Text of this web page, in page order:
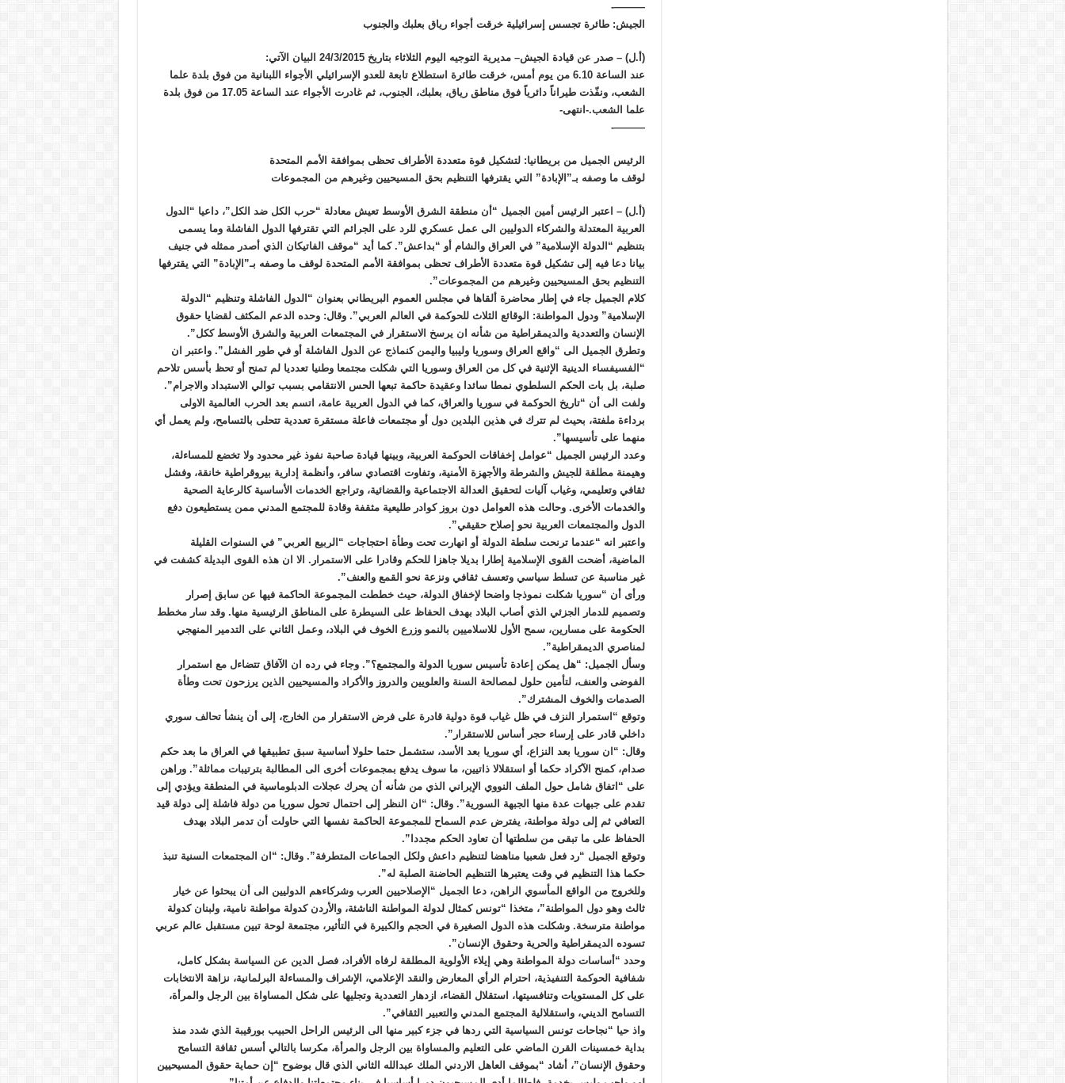
———-
الجيش: طائرة تجسس إسرائيلية خرقت أجواء رياق بعلبك والجنوب
(أ.ل) – صدر عن قيادة الجيش– مديرية التوجيه اليوم الثلاثاء بتاريخ 24/3/2015 البيان الآتي:
عند الساعة 6.10 من يوم أمس، خرقت طائرة استطلاع تابعة للعدو الإسرائيلي الأجواء اللبنانية من فوق بلدة علما
الشعب، ونفّذت طيراناً دائرياً فوق مناطق رياق، بعلبك، الجنوب، ثم غادرت الأجواء عند الساعة 17.05 من فوق بلدة
علما الشعب.-انتهى-
———-
الرئيس الجميل من بريطانيا: لتشكيل قوة متعددة الأطراف تحظى بموافقة الأمم المتحدة
لوقف ما وصفه بـ”الإبادة” التي يقترفها التنظيم بحق المسيحيين وغيرهم من المجموعات
(أ.ل) – اعتبر الرئيس أمين الجميل “أن منطقة الشرق الأوسط تعيش معادلة “حرب الكل ضد الكل”، داعيا “الدول
العربية المعتدلة والشركاء الدوليين الى عمل عسكري للرد على الجرائم التي تقترفها الدول الفاشلة وما يسمى
بتنظيم “الدولة الإسلامية” في العراق والشام أو “بداعش”. كما أيد “موقف الفاتيكان الذي أصدر ممثله في جنيف
بيانا دعا فيه إلى تشكيل قوة متعددة الأطراف تحظى بموافقة الأمم المتحدة لوقف ما وصفه بـ”الإبادة” التي يقترفها
التنظيم بحق المسيحيين وغيرهم من المجموعات”.
كلام الجميل جاء في إطار محاضرة ألقاها في مجلس العموم البريطاني بعنوان “الدول الفاشلة وتنظيم “الدولة
الإسلامية” ودول المواطنة: الوقائع الثلاث للحوكمة في العالم العربي”. وقال: وحده الدعم المكثف لقضايا حقوق
الإنسان والتعددية والديمقراطية من شأنه ان يرسخ الاستقرار في المجتمعات العربية والشرق الأوسط ككل”.
وتطرق الجميل الى “واقع العراق وسوريا وليبيا واليمن كنماذج عن الدول الفاشلة أو في طور الفشل”. واعتبر ان
“الفسيفساء الدينية الإثنية في كل من العراق وسوريا التي شكلت مجتمعا وطنيا تعدديا لم تمنح أو تحظ بأسس تلاحم
صلبة، بل بات الحكم السلطوي نمطا سائدا وعقيدة حاكمة تبعها الحس الانتقامي بسبب توالي الاستبداد والاجرام”.
ولفت الى أن “تاريخ الحوكمة في سوريا والعراق، كما في الدول العربية عامة، اتسم بعد الحرب العالمية الاولى
برداءة ملفتة، بحيث لم تترك في هذين البلدين دول أو مجتمعات فاعلة مستقرة تعددية تتحلى بالتسامح، ولم يعمل أي
منهما على تأسيسها”.
وعدد الرئيس الجميل “عوامل إخفاقات الحوكمة العربية، وبينها قيادة صاحبة نفوذ غير محدود ولا تخضع للمساءلة،
وهيمنة مطلقة للجيش والشرطة والأجهزة الأمنية، وتفاوت اقتصادي سافر، وأنظمة إدارية بيروقراطية خانقة، وفشل
ثقافي وتعليمي، وغياب آليات لتحقيق العدالة الاجتماعية والقضائية، وتراجع الخدمات الأساسية كالرعاية الصحية
والخدمات الأخرى. وحالت هذه العوامل دون بروز كوادر طليعية مثقفة وقادة للمجتمع المدني ممن يستطيعون دفع
الدول والمجتمعات العربية نحو إصلاح حقيقي”.
واعتبر انه “عندما ترنحت سلطة الدولة أو انهارت تحت وطأة احتجاجات “الربيع العربي” في السنوات القليلة
الماضية، أضحت القوى الإسلامية إطارا بديلا جاهزا للحكم وقادرا على الاستمرار. الا ان هذه القوى البديلة كشفت في
غير مناسبة عن تسلط سياسي وتعسف ثقافي ونزعة نحو القمع والعنف”.
ورأى أن “سوريا شكلت نموذجا واضحا لإخفاق الدولة، حيث خططت المجموعة الحاكمة فيها عن سابق إصرار
وتصميم للدمار الجزئي الذي أصاب البلاد بهدف الحفاظ على السيطرة على المناطق الرئيسية منها. وقد سار مخطط
الحكومة على مسارين، سمح الأول للاسلاميين بالنمو وزرع الخوف في البلاد، وعمل الثاني على التدمير المنهجي
لمناصري الديمقراطية”.
وسأل الجميل: “هل يمكن إعادة تأسيس سوريا الدولة والمجتمع؟”. وجاء في رده ان الآفاق تتضاءل مع استمرار
الفوضى والعنف، لتأمين حلول لمصالحة السنة والعلويين والدروز والأكراد والمسيحيين الذين يرزحون تحت وطأة
الصدمات والخوف المشترك”.
وتوقع “استمرار النزف في ظل غياب قوة دولية قادرة على فرض الاستقرار من الخارج، إلى أن ينشأ تحالف سوري
داخلي قادر على إرساء حجر أساس للاستقرار”.
وقال: “ان سوريا بعد النزاع، أي سوريا بعد الأسد، ستشمل حتما حلولا أساسية سبق تطبيقها في العراق ما بعد حكم
صدام، كمنح الآكراد حكما أو استقلالا ذاتيين، ما سوف يدفع بمجموعات أخرى الى المطالبة بترتيبات مماثلة”. وراهن
على “اتفاق شامل حول الملف النووي الإيراني الذي من شأنه أن يحرك عجلات الدبلوماسية في المنطقة ويؤدي إلى
تقدم على جبهات عدة منها الجبهة السورية”. وقال: “ان النظر إلى احتمال تحول سوريا من دولة فاشلة إلى دولة قيد
التعافي ثم إلى دولة مواطنة، يفترض عدم السماح للمجموعة الحاكمة نفسها التي حاولت أن تدمر البلاد بهدف
الحفاظ على ما تبقى من سلطتها أن تعاود الحكم مجددا”.
وتوقع الجميل “رد فعل شعبيا مناهضا لتنظيم داعش ولكل الجماعات المتطرفة”. وقال: “ان المجتمعات السنية تنبذ
حكما هذا التنظيم في وقت يعتبرها التنظيم الحاضنة الصلبة له”.
وللخروج من الواقع المأسوي الراهن، دعا الجميل “الإصلاحيين العرب وشركاءهم الدوليين الى أن يبحثوا عن خيار
ثالث وهو دول المواطنة”، متخذا “تونس كمثال لدولة المواطنة الناشئة، والأردن كدولة مواطنة نامية، ولبنان كدولة
مواطنة مترسخة. وشكلت هذه الدول الصغيرة في الحجم والكبيرة في التأثير، مجتمعة لوحة تبين مستقبل عالم عربي
تسوده الديمقراطية والحرية وحقوق الإنسان”.
وحدد “أساسات دولة المواطنة وهي إيلاء الأولوية المطلقة لرفاه الأفراد، فصل الدين عن السياسة بشكل كامل،
شفافية الحوكمة التنفيذية، احترام الرأي المعارض والنقد الإعلامي، الإشراف والمساءلة البرلمانية، نزاهة الانتخابات
على كل المستويات وتنافسيتها، استقلال القضاء، ازدهار التعددية وتجليها على شكل المساواة بين الرجل والمرأة،
التسامح الديني، واستقلالية المجتمع المدني والتعبير الثقافي”.
واذ حيا “نجاحات تونس السياسية التي ردها في جزء كبير منها الى الرئيس الراحل الحبيب بورقيبة الذي شدد منذ
بداية خمسينات القرن الماضي على التعليم والمساواة بين الرجل والمرأة، مكرسا بالتالي أسس ثقافة التسامح
وحقوق الإنسان”، أشاد “بموقف العاهل الاردني الملك عبدالله الثاني الذي قال بوضوح “إن حماية حقوق المسيحيين